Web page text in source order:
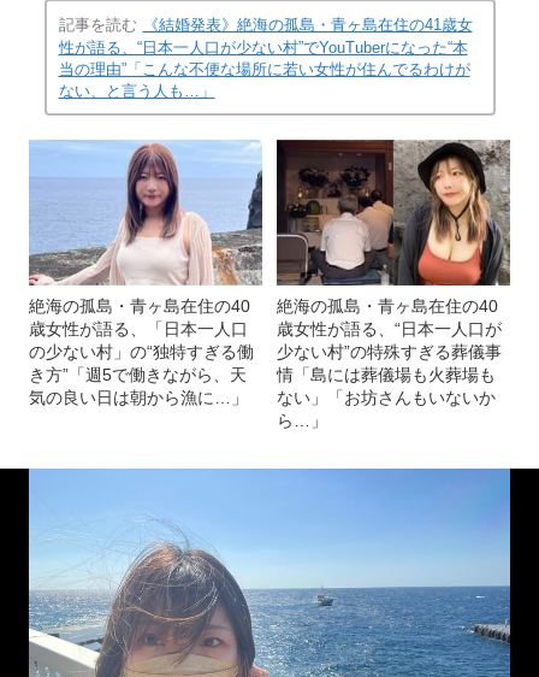
記事を読む
《結婚発表》絶海の孤島・青ヶ島在住の41歳女
性が語る、“日本一人口が少ない村”でYouTuberになった“本
当の理由”「こんな不便な場所に若い女性が住んでるわけが
ない、と言う人も…」
絶海の孤島・青ヶ島在住の40
歳女性が語る、「日本一人口
の少ない村」の“独特すぎる働
き方”「週5で働きながら、天
気の良い日は朝から漁に…」
絶海の孤島・青ヶ島在住の40
歳女性が語る、“日本一人口が
少ない村”の特殊すぎる葬儀事
情「島には葬儀場も火葬場も
ない」「お坊さんもいないか
ら…」